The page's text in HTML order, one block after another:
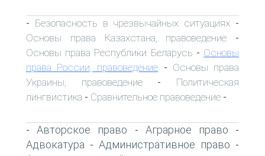
- Безопасность в чрезвычайных ситуациях -
Основы права Казахстана, правоведение -
Основы права Республики Беларусь - Основы
права России, правоведение - Основы права
Украины, правоведение- Политическая
лингвистика - Сравнительное правоведение -
-Авторское право - Аграрное право -
Адвокатура - Административное право -